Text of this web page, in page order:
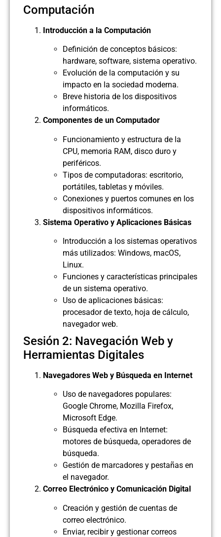
Computación
Introducción a la Computación
Definición de conceptos básicos:
hardware, software, sistema operativo.
Evolución de la computación y su
impacto en la sociedad moderna.
Breve historia de los dispositivos
informáticos.
Componentes de un Computador
Funcionamiento y estructura de la
CPU, memoria RAM, disco duro y
periféricos.
Tipos de computadoras: escritorio,
portátiles, tabletas y móviles.
Conexiones y puertos comunes en los
dispositivos informáticos.
Sistema Operativo y Aplicaciones Básicas
Introducción a los sistemas operativos
más utilizados: Windows, macOS,
Linux.
Funciones y características principales
de un sistema operativo.
Uso de aplicaciones básicas:
procesador de texto, hoja de cálculo,
navegador web.
Sesión 2: Navegación Web y
Herramientas Digitales
Navegadores Web y Búsqueda en Internet
Uso de navegadores populares:
Google Chrome, Mozilla Firefox,
Microsoft Edge.
Búsqueda efectiva en Internet:
motores de búsqueda, operadores de
búsqueda.
Gestión de marcadores y pestañas en
el navegador.
Correo Electrónico y Comunicación Digital
Creación y gestión de cuentas de
correo electrónico.
Enviar, recibir y gestionar correos